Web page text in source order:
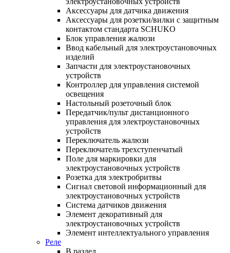
Аксессуары для датчика движения
Аксессуары для розетки/вилки с защитным
контактом стандарта SCHUKO
Блок управления жалюзи
Ввод кабельный для электроустановочных
изделий
Запчасти для электроустановочных
устройств
Контроллер для управления системой
освещения
Настольный розеточный блок
Передатчик/пульт дистанционного
управления для электроустановочных
устройств
Переключатель жалюзи
Переключатель трехступенчатый
Поле для маркировки для
электроустановочных устройств
Розетка для электробритвы
Сигнал световой информационный для
электроустановочных устройств
Система датчиков движения
Элемент декоративный для
электроустановочных устройств
Элемент интеллектуального управления
Реле
В раздел